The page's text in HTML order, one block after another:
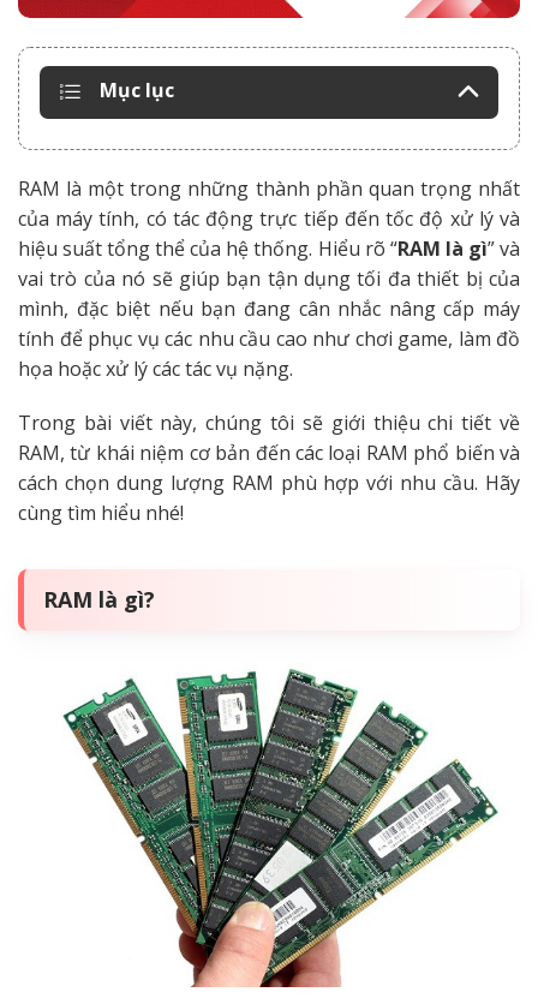
Mục lục
RAM là một trong những thành phần quan trọng nhất
của máy tính, có tác động trực tiếp đến tốc độ xử lý và
hiệu suất tổng thể của hệ thống. Hiểu rõ “RAM là gì” và
vai trò của nó sẽ giúp bạn tận dụng tối đa thiết bị của
mình, đặc biệt nếu bạn đang cân nhắc nâng cấp máy
tính để phục vụ các nhu cầu cao như chơi game, làm đồ
họa hoặc xử lý các tác vụ nặng.
Trong bài viết này, chúng tôi sẽ giới thiệu chi tiết về
RAM, từ khái niệm cơ bản đến các loại RAM phổ biến và
cách chọn dung lượng RAM phù hợp với nhu cầu. Hãy
cùng tìm hiểu nhé!
RAM là gì?